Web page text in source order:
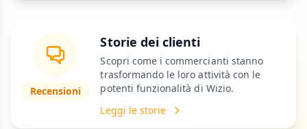
Recensioni
Storie dei clienti
Scopri come i commercianti stanno
trasformando le loro attività con le
potenti funzionalità di Wizio.
Leggi le storie